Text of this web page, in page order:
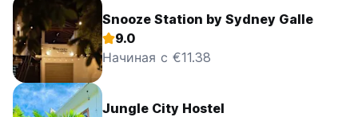
Snooze Station by Sydney Galle
9.0
Начиная с €11.38
Jungle City Hostel